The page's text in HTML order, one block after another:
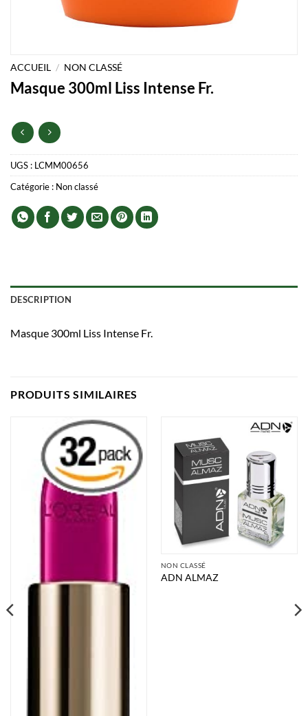
ACCUEIL / NON CLASSÉ
Masque 300ml Liss Intense Fr.
UGS : LCMM00656
Catégorie : Non classé
DESCRIPTION
Masque 300ml Liss Intense Fr.
PRODUITS SIMILAIRES
NON CLASSÉ
ADN ALMAZ